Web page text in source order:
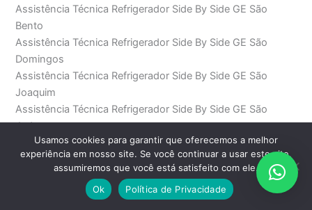
Assistência Técnica Refrigerador Side By Side GE São
Bento
Assistência Técnica Refrigerador Side By Side GE São
Domingos
Assistência Técnica Refrigerador Side By Side GE São
Joaquim
Assistência Técnica Refrigerador Side By Side GE São
Judas
Assistência Técnica Refrigerador Side By Side GE São Paulo
Assistência Técnica Refrigerador Side By Side GE Saúde
Assistência Técnica Refrigerador Side By Side GE SP
Assistência Técnica Refrigerador Side By Side GE Sumaré
Usamos cookies para garantir que oferecemos a melhor
experiência em nosso site. Se você continuar a usar este site,
assumiremos que você está satisfeito com ele.
Ok
Política de Privacidade